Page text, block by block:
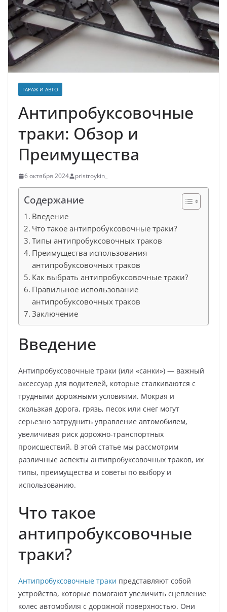
ГАРАЖ И АВТО
Антипробуксовочные
траки: Обзор и
Преимущества
6 октября 2024 pristroykin_
Содержание
Введение
Что такое антипробуксовочные траки?
Типы антипробуксовочных траков
Преимущества использования
антипробуксовочных траков
Как выбрать антипробуксовочные траки?
Правильное использование
антипробуксовочных траков
Заключение
Введение
Антипробуксовочные траки (или «санки») — важный
аксессуар для водителей, которые сталкиваются с
трудными дорожными условиями. Мокрая и
скользкая дорога, грязь, песок или снег могут
серьезно затруднить управление автомобилем,
увеличивая риск дорожно-транспортных
происшествий. В этой статье мы рассмотрим
различные аспекты антипробуксовочных траков, их
типы, преимущества и советы по выбору и
использованию.
Что такое
антипробуксовочные
траки?
Антипробуксовочные траки представляют собой
устройства, которые помогают увеличить сцепление
колес автомобиля с дорожной поверхностью. Они